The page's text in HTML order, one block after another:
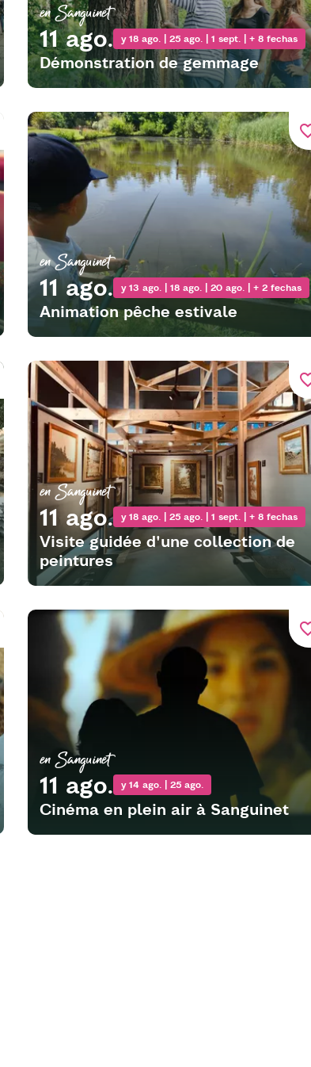
en Sanguinet
11 ago. y 18 ago. | 25 ago. | 1 sept. | + 8 fechas
Démonstration de gemmage
en Sanguinet
11 ago. y 13 ago. | 18 ago. | 20 ago. | + 2 fechas
Animation pêche estivale
en Sanguinet
11 ago. y 18 ago. | 25 ago. | 1 sept. | + 8 fechas
Visite guidée d'une collection de
peintures
en Sanguinet
11 ago. y 14 ago. | 25 ago.
Cinéma en plein air à Sanguinet